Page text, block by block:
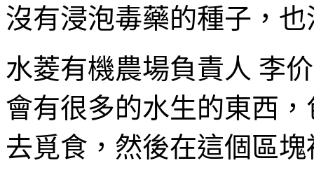
沒有浸泡毒藥的種子，
水菱有機農場負責人 李
會有很多的水生的東西
去覓食，然後在這個區